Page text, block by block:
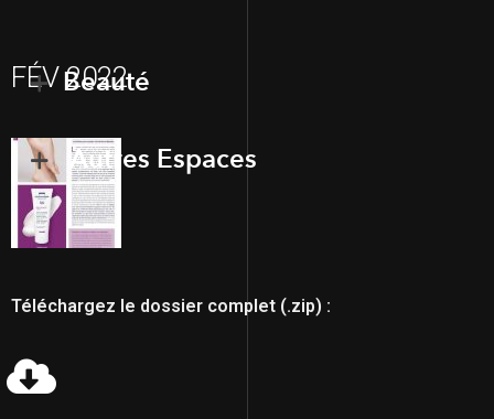
FÉV 2022
Beauté
Autres Espaces
Téléchargez le dossier complet (.zip) :